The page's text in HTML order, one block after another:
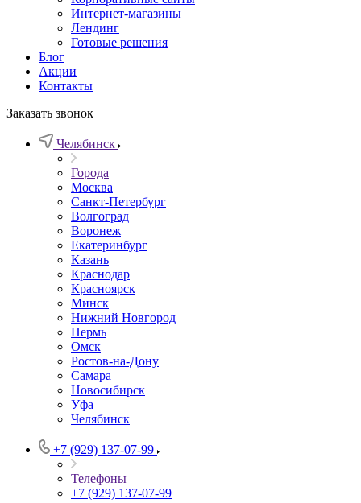
Интернет-магазины
Лендинг
Готовые решения
Блог
Акции
Контакты
Заказать звонок
Челябинск
Города
Москва
Санкт-Петербург
Волгоград
Воронеж
Екатеринбург
Казань
Краснодар
Красноярск
Минск
Нижний Новгород
Пермь
Омск
Ростов-на-Дону
Самара
Новосибирск
Уфа
Челябинск
+7 (929) 137-07-99
Телефоны
+7 (929) 137-07-99